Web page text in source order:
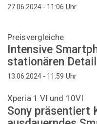
27.06.2024 - 11:06 Uhr
Preisvergleiche
Intensive
stationären
13.06.2024 - 11:59 Uhr
Xperia 1 VI und 10VI
Sony präsentiert